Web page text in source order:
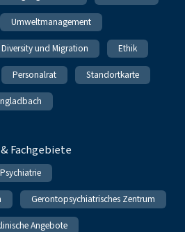
Umweltmanagement
Diversity und Migration Ethik
Personalrat Standortkarte
Fachgebiete
Gerontopsychiatrisches Zentrum
Angebote